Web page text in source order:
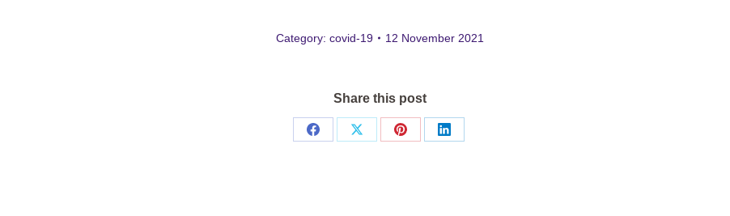
Category: covid-19 12 November 2021
Share this post
Share
Share
Share
Share